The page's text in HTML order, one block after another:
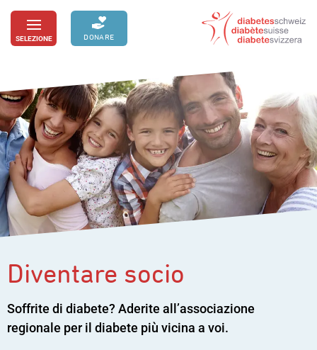
Passa
contenuto
Diventare socio
Soffrite di diabete? Aderite all’associazione
regionale per il diabete più vicina a voi.
toggle
menu
SELEZIONE DONARE